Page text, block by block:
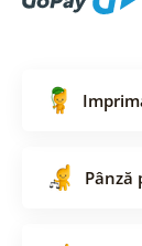
Pânză